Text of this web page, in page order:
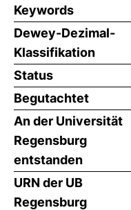
Keywords
Dewey-Dezimal-
Klassifikation
Status
Begutachtet
An der Universität
Regensburg
entstanden
URN der UB
Regensburg